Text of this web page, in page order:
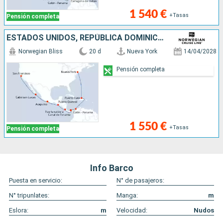
Pensión completa 1 540 € +Tasas
ESTADOS UNIDOS, REPÚBLICA DOMINICANA, COLOMBIA, PANAMÁ, PORTO RICO, GUATEMALA, MÉXICO
Pensión completa
Norwegian Bliss 20 d Nueva York 14/04/2028
1 550 € +Tasas
Pensión completa
Info Barco
Puesta en servicio:
N° de pasajeros:
N° tripunlates:
Manga:
m
Eslora:
m Velocidad: Nudos